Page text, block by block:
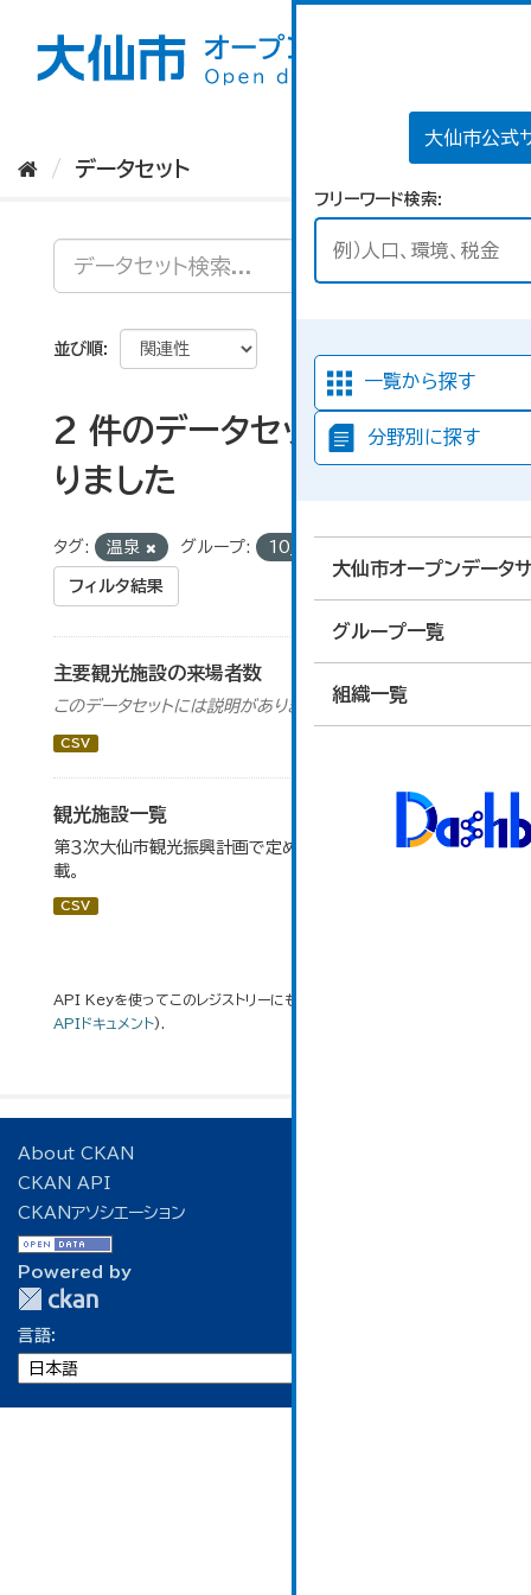
大仙市公式
フリーワード検索
一覧から探す
分野別に探す
大仙市オープンデータ
グループ一覧
組織一覧
データセット
並び順
2 件のデータセットが見つか
りました
タグ: 温泉 グループ: 10_運輸・観光
フィルタ結果
主要観光施設の来場者数
このデータセットには説明がありません
CSV
観光施設一覧
第３次大仙市観光振興計画で定めた、主要観光施設を掲
載。
CSV
API Keyを使ってこのレジストリーにもアクセス可能です
APIドキュメント).
About CKAN
CKAN API
CKANアソシエーション
Powered by
言語